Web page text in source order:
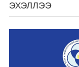
ЭХЭЛЛЭЭ